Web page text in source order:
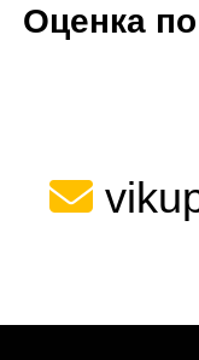
Оценка